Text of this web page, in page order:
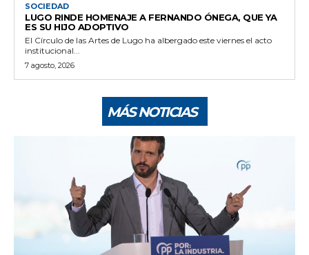
SOCIEDAD
LUGO RINDE HOMENAJE A FERNANDO ÓNEGA, QUE YA
ES SU HIJO ADOPTIVO
El Círculo de las Artes de Lugo ha albergado este viernes el acto
institucional...
7 agosto, 2026
MÁS NOTICIAS